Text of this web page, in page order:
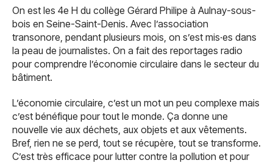
On est les 4e H du collège Gérard Philipe à Aulnay-sous-
bois en Seine-Saint-Denis. Avec l’association
transonore, pendant plusieurs mois, on s’est mis·es dans
la peau de journalistes. On a fait des reportages radio
pour comprendre l’économie circulaire dans le secteur du
bâtiment.
L’économie circulaire, c’est un mot un peu complexe mais
c’est bénéfique pour tout le monde. Ça donne une
nouvelle vie aux déchets, aux objets et aux vêtements.
Bref, rien ne se perd, tout se récupère, tout se transforme.
C’est très efficace pour lutter contre la pollution et pour